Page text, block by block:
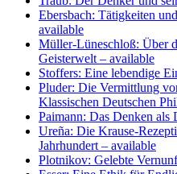
Ebersbach: Tätigkeiten
available
Müller-Lüneschloß: Über
Geisterwelt – available
Stoffers: Eine lebendige
Pluder: Die Vermittlung
Klassischen Deutschen
Paimann: Das Denken als
Ureña: Die Krause-
Jahrhundert – available
Plotnikov: Gelebte